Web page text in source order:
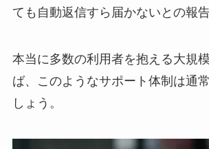
ても自動返信すら届かないとの報
本当に多数の利用者を抱える大規
ば、このようなサポート体制は通
しょう。